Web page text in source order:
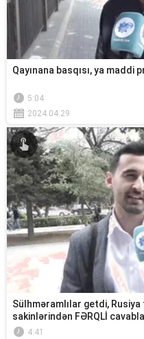
Qayınana basqısı, ya maddi
5:04
2024.04.29
Sülhməramlılar getdi,
sakinlərindən FƏRQLİ
4:41